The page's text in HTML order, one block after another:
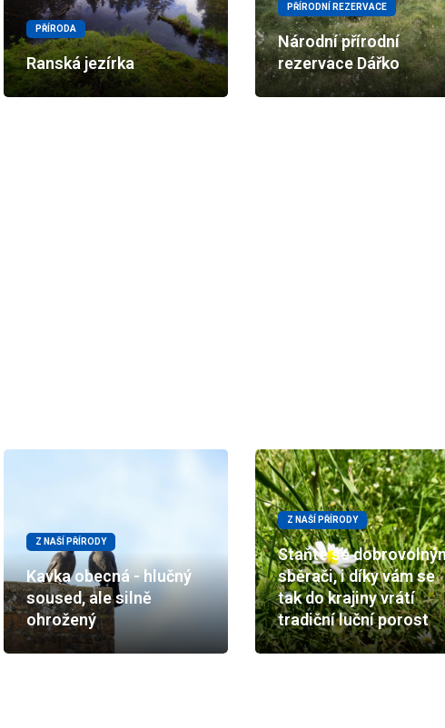
PŘÍRODA
Ranská jezírka
PŘÍRODNÍ REZERVACE
Národní přírodní
rezervace Dářko
Z NAŠÍ PŘÍRODY
Kavka obecná - hlučný
soused, ale silně
ohrožený
Z NAŠÍ PŘÍRODY
Staňte se
sběrači, i díky vám se
tak do krajiny vrátí
tradiční luční porost